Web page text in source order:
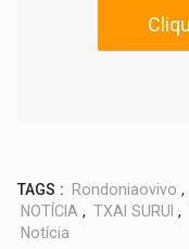
TAGS : Rondoniaovivo ,
NOTÍCIA , TXAI SURUI ,
Notícia